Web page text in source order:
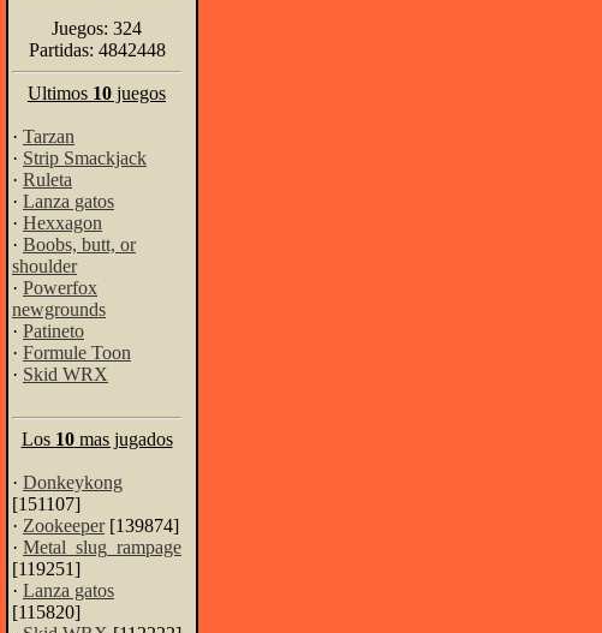
Juegos: 324
Partidas: 4842448
Ultimos 10 juegos
· Tarzan
· Strip Smackjack
· Ruleta
· Lanza gatos
· Hexxagon
· Boobs, butt, or
shoulder
· Powerfox
newgrounds
· Patineto
· Formule Toon
· Skid WRX
Los 10mas jugados
· Donkeykong
[151107]
· Zookeeper[139874]
· Metal_slug_rampage
[119251]
· Lanza gatos
[115820]